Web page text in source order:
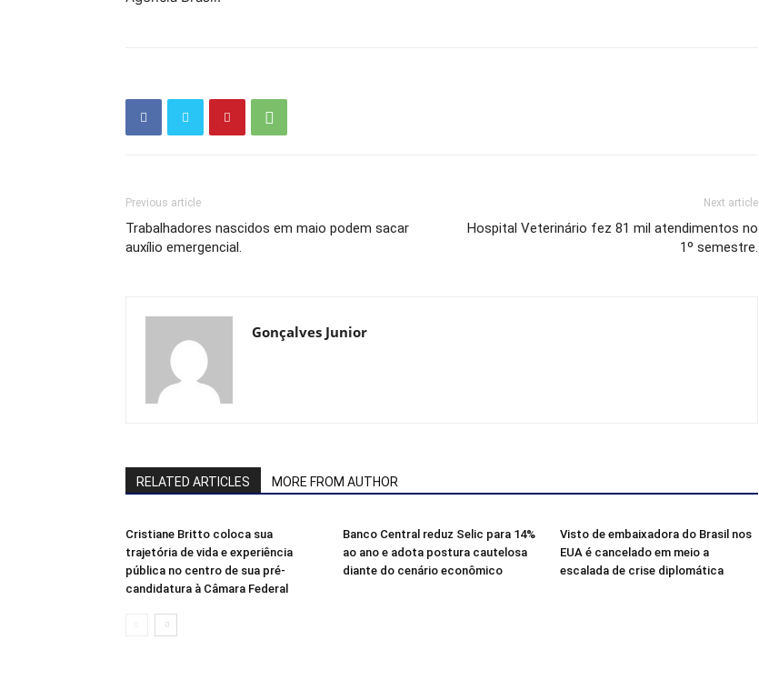
Previous article
Trabalhadores nascidos em maio podem sacar
auxílio emergencial.
Next article
Hospital Veterinário fez 81 mil atendimentos no
1º semestre.
Gonçalves Junior
RELATED ARTICLES MORE FROM AUTHOR
Cristiane Britto coloca sua
trajetória de vida e experiência
pública no centro de sua pré-
candidatura à Câmara Federal
Banco Central reduz Selic para 14%
ao ano e adota postura cautelosa
diante do cenário econômico
Visto de embaixadora do Brasil nos
EUA é cancelado em meio a
escalada de crise diplomática